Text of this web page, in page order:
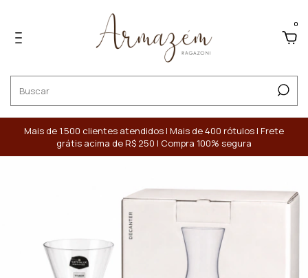
0
Mais de 1.500 clientes atendidos | Mais de 400 rótulos | Frete
grátis acima de R$ 250 | Compra 100% segura